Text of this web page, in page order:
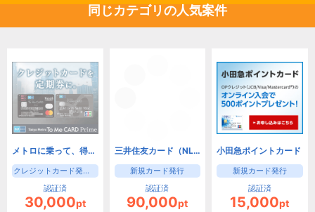
同じカテゴリの人気案件
メトロに乗って、得しよう♪Tokyo Metro To Me CARD Prime【東京メトロ】
クレジットカード発券（ニコス）
認証済
30,000pt
三井住友カード（NL）
新規カード発行
認証済
90,000pt
小田急ポイントカード
新規カード発行
認証済
15,000pt